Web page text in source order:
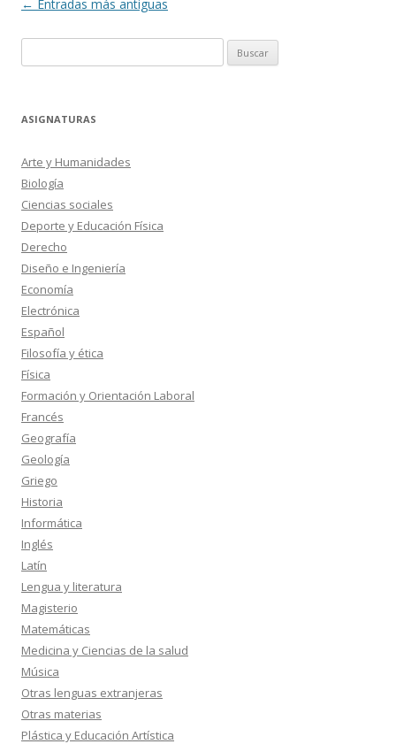
Navegación
← Entradas más antiguas
ASIGNATURAS
Arte y Humanidades
Biología
Ciencias sociales
Deporte y Educación Física
Derecho
Diseño e Ingeniería
Economía
Electrónica
Español
Filosofía y ética
Física
Formación y Orientación Laboral
Francés
Geografía
Geología
Griego
Historia
Informática
Inglés
Latín
Lengua y literatura
Magisterio
Matemáticas
Medicina y Ciencias de la salud
Música
Otras lenguas extranjeras
Otras materias
Plástica y Educación Artística